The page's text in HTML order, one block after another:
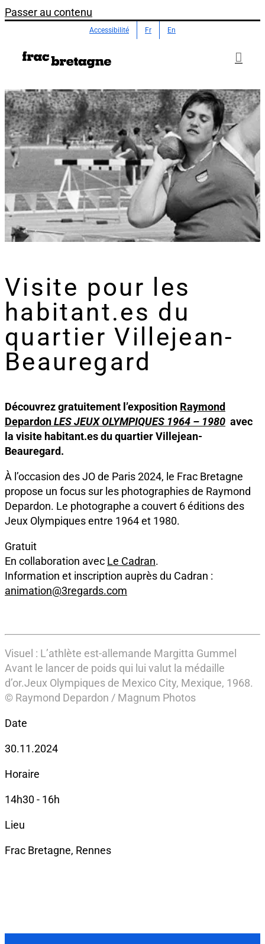
Passer au contenu
Accessibilité Fr En
Visite pour les
habitant.es du
quartier Villejean-
Beauregard
Découvrez gratuitement l’exposition Raymond
DepardonLES JEUX OLYMPIQUES 1964 – 1980 avec
la visite habitant.es du quartier Villejean-
Beauregard.
À l’occasion des JO de Paris 2024, le Frac Bretagne
propose un focus sur les photographies de Raymond
Depardon. Le photographe a couvert 6 éditions des
Jeux Olympiques entre 1964 et 1980.
Gratuit
En collaboration avec Le Cadran.
Information et inscription auprès du Cadran :
animation@3regards.com
Visuel : L’athlète est-allemande Margitta Gummel
Avant le lancer de poids qui lui valut la médaille
d’or.Jeux Olympiques de Mexico City, Mexique, 1968.
© Raymond Depardon / Magnum Photos
Date
30.11.2024
Horaire
14h30 - 16h
Lieu
Frac Bretagne, Rennes